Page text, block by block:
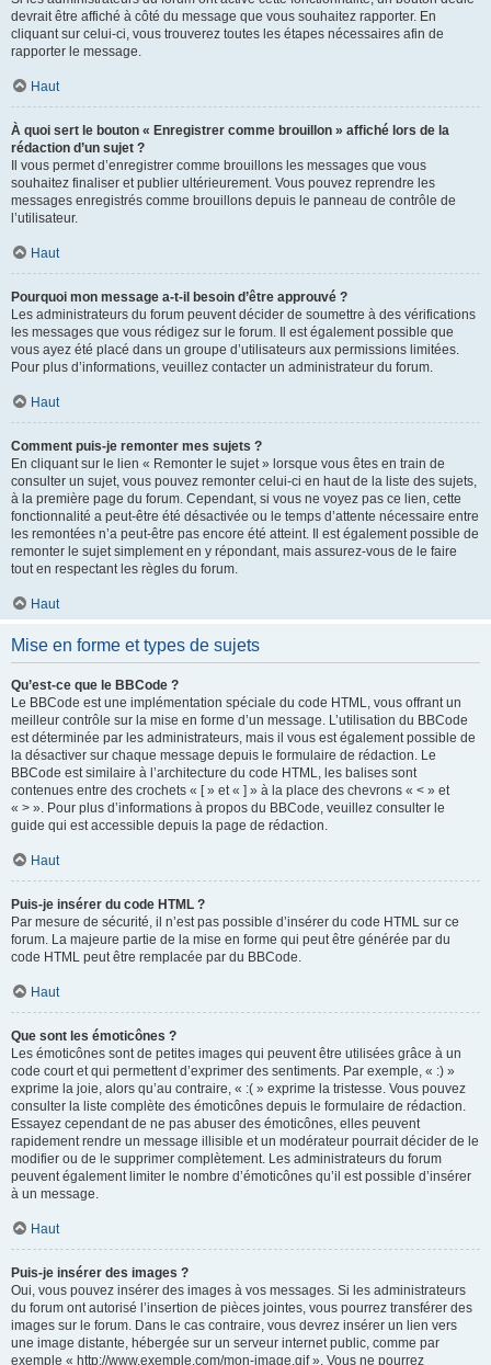
devrait être affiché à côté du message que vous souhaitez rapporter. En
cliquant sur celui-ci, vous trouverez toutes les étapes nécessaires afin de
rapporter le message.
Haut
À quoi sert le bouton « Enregistrer comme brouillon » affiché lors de la
rédaction d’un sujet ?
Il vous permet d’enregistrer comme brouillons les messages que vous
souhaitez finaliser et publier ultérieurement. Vous pouvez reprendre les
messages enregistrés comme brouillons depuis le panneau de contrôle de
l’utilisateur.
Haut
Pourquoi mon message a-t-il besoin d’être approuvé ?
Les administrateurs du forum peuvent décider de soumettre à des vérifications
les messages que vous rédigez sur le forum. Il est également possible que
vous ayez été placé dans un groupe d’utilisateurs aux permissions limitées.
Pour plus d’informations, veuillez contacter un administrateur du forum.
Haut
Comment puis-je remonter mes sujets ?
En cliquant sur le lien « Remonter le sujet » lorsque vous êtes en train de
consulter un sujet, vous pouvez remonter celui-ci en haut de la liste des sujets,
à la première page du forum. Cependant, si vous ne voyez pas ce lien, cette
fonctionnalité a peut-être été désactivée ou le temps d’attente nécessaire entre
les remontées n’a peut-être pas encore été atteint. Il est également possible de
remonter le sujet simplement en y répondant, mais assurez-vous de le faire
tout en respectant les règles du forum.
Haut
Mise en forme et types de sujets
Qu’est-ce que le BBCode ?
Le BBCode est une implémentation spéciale du code HTML, vous offrant un
meilleur contrôle sur la mise en forme d’un message. L’utilisation du BBCode
est déterminée par les administrateurs, mais il vous est également possible de
la désactiver sur chaque message depuis le formulaire de rédaction. Le
BBCode est similaire à l’architecture du code HTML, les balises sont
contenues entre des crochets « [ » et « ] » à la place des chevrons « < » et
« > ». Pour plus d’informations à propos du BBCode, veuillez consulter le
guide qui est accessible depuis la page de rédaction.
Haut
Puis-je insérer du code HTML ?
Par mesure de sécurité, il n’est pas possible d’insérer du code HTML sur ce
forum. La majeure partie de la mise en forme qui peut être générée par du
code HTML peut être remplacée par du BBCode.
Haut
Que sont les émoticônes ?
Les émoticônes sont de petites images qui peuvent être utilisées grâce à un
code court et qui permettent d’exprimer des sentiments. Par exemple, « :) »
exprime la joie, alors qu’au contraire, « :( » exprime la tristesse. Vous pouvez
consulter la liste complète des émoticônes depuis le formulaire de rédaction.
Essayez cependant de ne pas abuser des émoticônes, elles peuvent
rapidement rendre un message illisible et un modérateur pourrait décider de le
modifier ou de le supprimer complètement. Les administrateurs du forum
peuvent également limiter le nombre d’émoticônes qu’il est possible d’insérer
à un message.
Haut
Puis-je insérer des images ?
Oui, vous pouvez insérer des images à vos messages. Si les administrateurs
du forum ont autorisé l’insertion de pièces jointes, vous pourrez transférer des
images sur le forum. Dans le cas contraire, vous devrez insérer un lien vers
une image distante, hébergée sur un serveur internet public, comme par
exemple « http://www.exemple.com/mon-image.gif ». Vous ne pourrez